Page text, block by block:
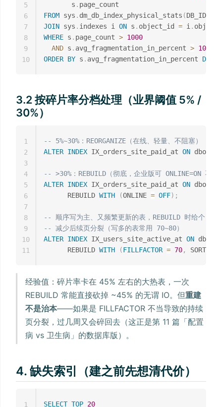
       s
.
FROM sys . dm_db_index_physical_stats (DB_ID
JOIN sys . indexes i ON s . object_id = i .
WHERE s . page_count > 1000
AND s . avg_fragmentation_in_percent > 10
ORDER BY s . avg_fragmentation_in_percent DESC
5
6
7
8
9
10
3.2 按碎片率分档处理（业界阈值 5% /
30%）
-- 5%~30%：REORGANIZE（在线、轻量、不阻塞）
ALTER INDEX IX_orders_site_paid_at ON dbo
-- >30%：REBUILD（彻底，企业版可 ONLINE=ON 不阻
ALTER INDEX IX_orders_site_paid_at ON dbo
      REBUILD
WITH (ONLINE = OFF) ;
-- 顺序写为主、又频繁更新的表，REBUILD 时给个
-- 减少后续页分裂（写多的表常用 70~80）
ALTER INDEX IX_users_site_active_at ON dbo
      REBUILD
WITH (FILLFACTOR = 70,
1
2
3
4
5
6
7
8
9
10
11
经验值：碎片率卡在 45% 左右的大热表，一次
REBUILD 常能直接砍掉 ~45% 的无谓 IO。但重建
不是治本——如果是 FILLFACTOR 不当导致的持续
页分裂，过几周又会碎回去（这正是第 11 篇「配置
病 vs 卫生病」的数据库版）。
4. 缺失索引（建之前先想清代价）
SELECT TOP 20
1